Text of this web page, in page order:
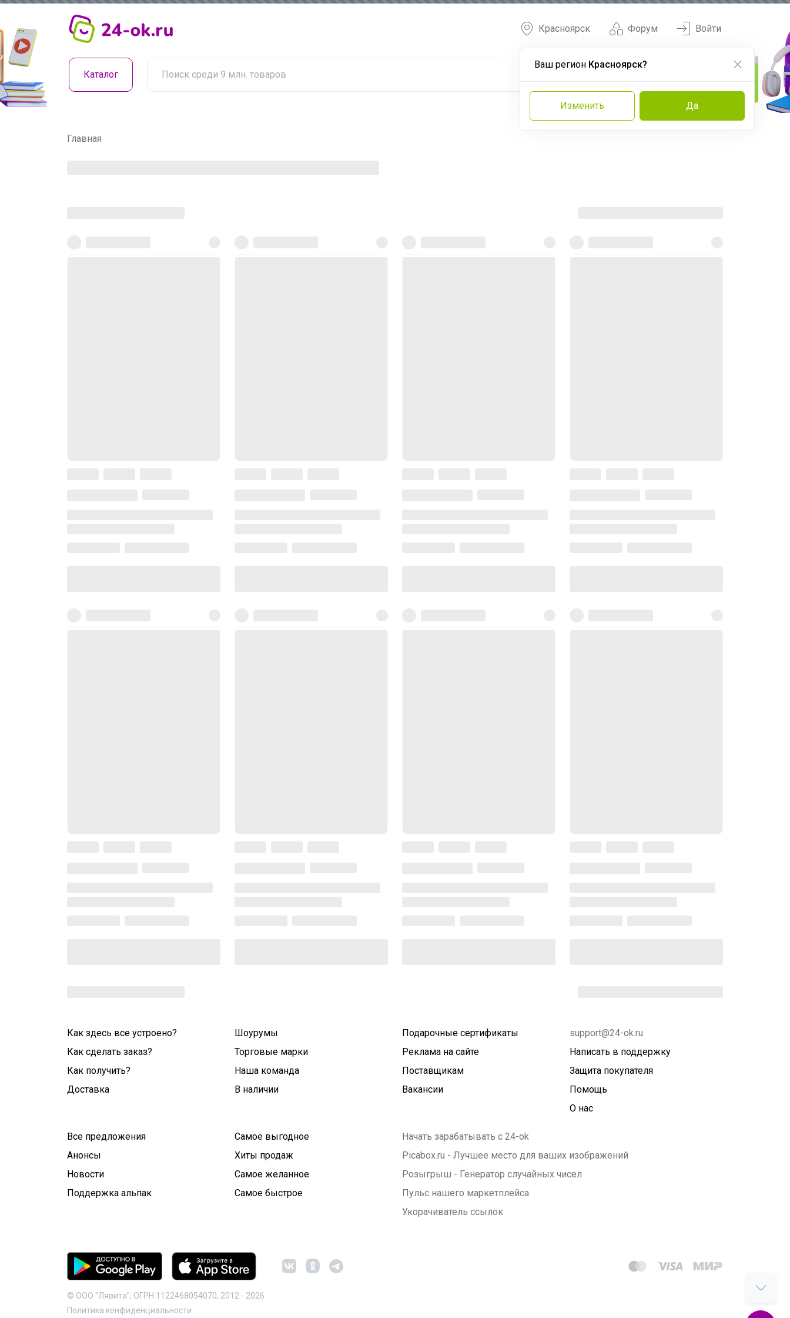
Форум
Красноярск
Ваш регион Красноярск?
Изменить Да
Войти
Каталог
Главная
Как здесь все устроено?
Как сделать заказ?
Как получить?
Доставка
Шоурумы
Торговые марки
Наша команда
В наличии
Подарочные сертификаты
Реклама на сайте
Поставщикам
Вакансии
support@24-ok.ru
Написать в поддержку
Защита покупателя
Помощь
О нас
Все предложения
Анонсы
Новости
Поддержка альпак
Самое выгодное
Хиты продаж
Самое желанное
Самое быстрое
Начать зарабатывать с 24-ok
Picabox.ru - Лучшее место для ваших изображений
Розыгрыш - Генератор случайных чисел
Пульс нашего маркетплейса
Укорачиватель ссылок
© ООО "Лявита", ОГРН 1122468054070, 2012 - 2026
Политика конфиденциальности